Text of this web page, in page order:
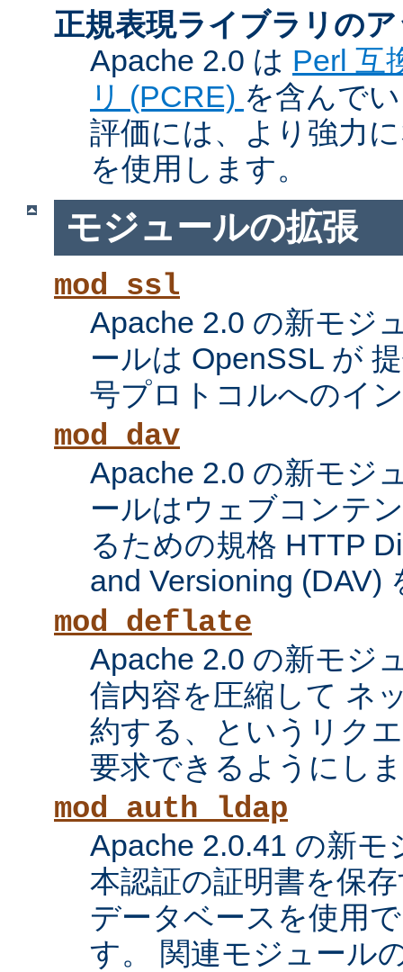
正規表現ライブラリの
Apache 2.0 は Perl 互
リ (PCRE) を含んで
評価には、より強力
を使用します。
モジュールの拡張
mod_ssl
Apache 2.0 の新モジ
ールは OpenSSL が
号プロトコルへのイ
mod_dav
Apache 2.0 の新モジ
ールはウェブコンテ
るための規格 HTTP
and Versioning (DAV)
mod_deflate
Apache 2.0 の新モジ
信内容を圧縮して ネ
約する、というリク
要求できるようにし
mod_auth_ldap
Apache 2.0.41 の新モ
本認証の証明書を保
データベースを使用
す。 関連モジュール